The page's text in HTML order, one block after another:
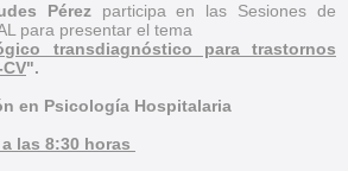
Pérez participa en las Sesiones de
para presentar el tema
transdiagnóstico para trastornos
".
en Psicología Hospitalaria
las 8:30 horas